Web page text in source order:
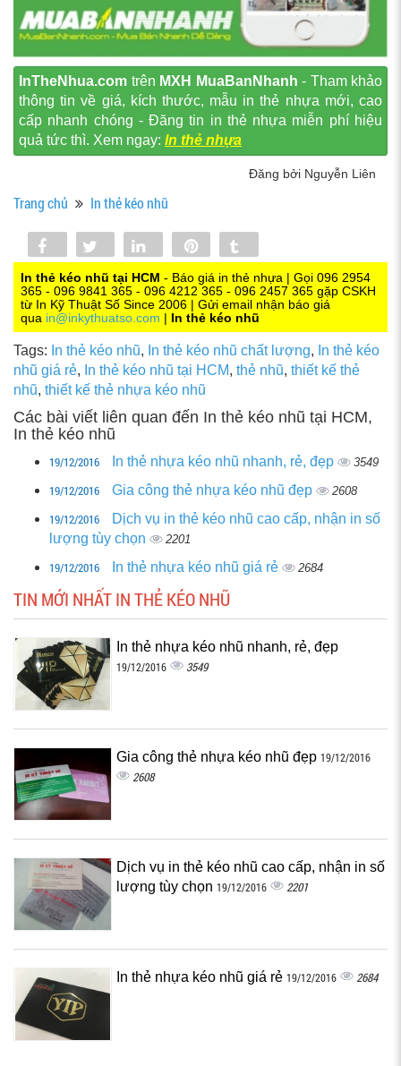
InTheNhua.com trên MXH MuaBanNhanh - Tham khảo
thông tin về giá, kích thước, mẫu in thẻ nhựa mới, cao
cấp nhanh chóng - Đăng tin in thẻ nhựa miễn phí hiệu
quả tức thì. Xem ngay: In thẻ nhựa
Đăng bởi Nguyễn Liên
Trang chủ In thẻ kéo nhũ
Share Tweet Share
0
In thẻ kéo nhũ tại HCM - Báo giá in thẻ nhựa | Gọi 096 2954
365 - 096 9841 365 - 096 4212 365 - 096 2457 365 gặp CSKH
từ In Kỹ Thuật Số Since 2006 | Gửi email nhận báo giá
qua in@inkythuatso.com | In thẻ kéo nhũ
Tags: In thẻ kéo nhũ, In thẻ kéo nhũ chất lượng, In thẻ kéo
nhũ giá rẻ, In thẻ kéo nhũ tại HCM, thẻ nhũ, thiết kế thẻ
nhũ, thiết kế thẻ nhựa kéo nhũ
Các bài viết liên quan đến In thẻ kéo nhũ tại HCM,
In thẻ kéo nhũ
19/12/2016 In thẻ nhựa kéo nhũ nhanh, rẻ, đẹp 3549
19/12/2016 Gia công thẻ nhựa kéo nhũ đẹp 2608
19/12/2016
Dịch vụ in thẻ kéo nhũ cao cấp, nhận in số
lượng tùy chọn
2201
19/12/2016 In thẻ nhựa kéo nhũ giá rẻ 2684
TIN MỚI NHẤT IN THẺ KÉO NHŨ
In thẻ nhựa kéo nhũ nhanh, rẻ, đẹp
19/12/2016 3549
Gia công thẻ nhựa kéo nhũ đẹp 19/12/2016
2608
Dịch vụ in thẻ kéo nhũ cao cấp, nhận in số
lượng tùy chọn 19/12/2016 2201
In thẻ nhựa kéo nhũ giá rẻ 19/12/2016 2684